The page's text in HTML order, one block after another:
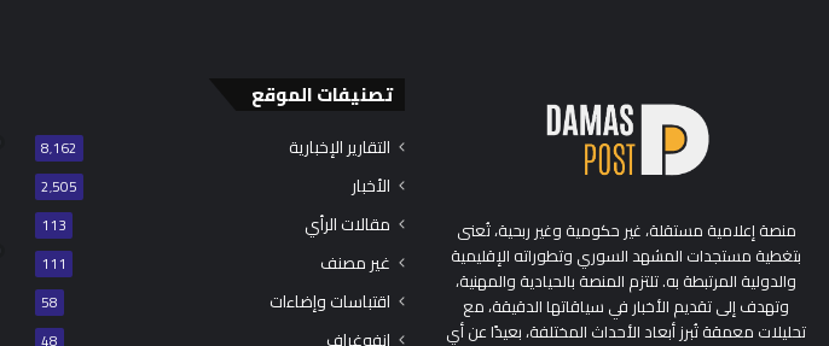
منصة إعلامية مستقلة، غير حكومية وغير ربحية، تُعنى
بتغطية مستجدات المشهد السوري وتطوراته الإقليمية
والدولية المرتبطة به. تلتزم المنصة بالحيادية والمهنية،
وتهدف إلى تقديم الأخبار في سياقاتها الدقيقة، مع
تحليلات معمقة تُبرز أبعاد الأحداث المختلفة، بعيدًا عن أي
تصنيفات الموقع
التقارير الإخبارية 8٬162
الأخبار 2٬505
مقالات الرأي 113
غير مصنف 111
اقتباسات وإضاءات 58